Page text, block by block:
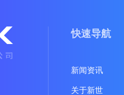
快速导航
新闻资讯
关于新世